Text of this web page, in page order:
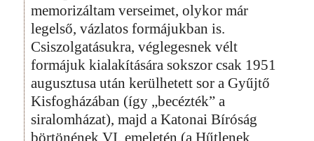
memorizáltam verseimet, olykor már
legelső, vázlatos formájukban is.
Csiszolgatásukra, véglegesnek vélt
formájuk kialakítására sokszor csak 1951
augusztusa után kerülhetett sor a Gyűjtő
Kisfogházában (így „becézték” a
siralomházat), majd a Katonai Bíróság
börtönének VI. emeletén (a Hűtlenek